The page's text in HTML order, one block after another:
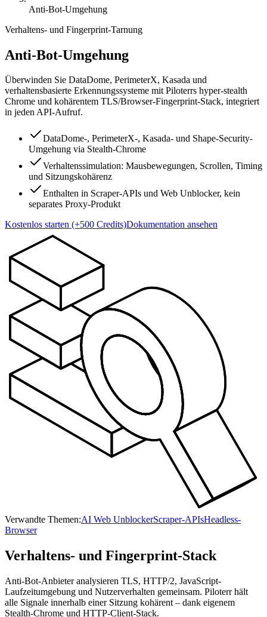
Anti-Bot-Umgehung
Verhaltens- und Fingerprint-Tarnung
Anti-Bot-Umgehung
Überwinden Sie DataDome, PerimeterX, Kasada und
verhaltensbasierte Erkennungssysteme mit Piloterrs hyper-stealth
Chrome und kohärentem TLS/Browser-Fingerprint-Stack, integriert
in jeden API-Aufruf.
DataDome-, PerimeterX-, Kasada- und Shape-Security-
Umgehung via Stealth-Chrome
Verhaltenssimulation: Mausbewegungen, Scrollen, Timing
und Sitzungskohärenz
Enthalten in Scraper-APIs und Web Unblocker, kein
separates Proxy-Produkt
Kostenlos starten (+500 Credits)Dokumentation ansehen
Verwandte Themen:AI Web UnblockerScraper-APIsHeadless-
Browser
Verhaltens- und Fingerprint-Stack
Anti-Bot-Anbieter analysieren TLS, HTTP/2, JavaScript-
Laufzeitumgebung und Nutzerverhalten gemeinsam. Piloterr hält
alle Signale innerhalb einer Sitzung kohärent – dank eigenem
Stealth-Chrome und HTTP-Client-Stack.